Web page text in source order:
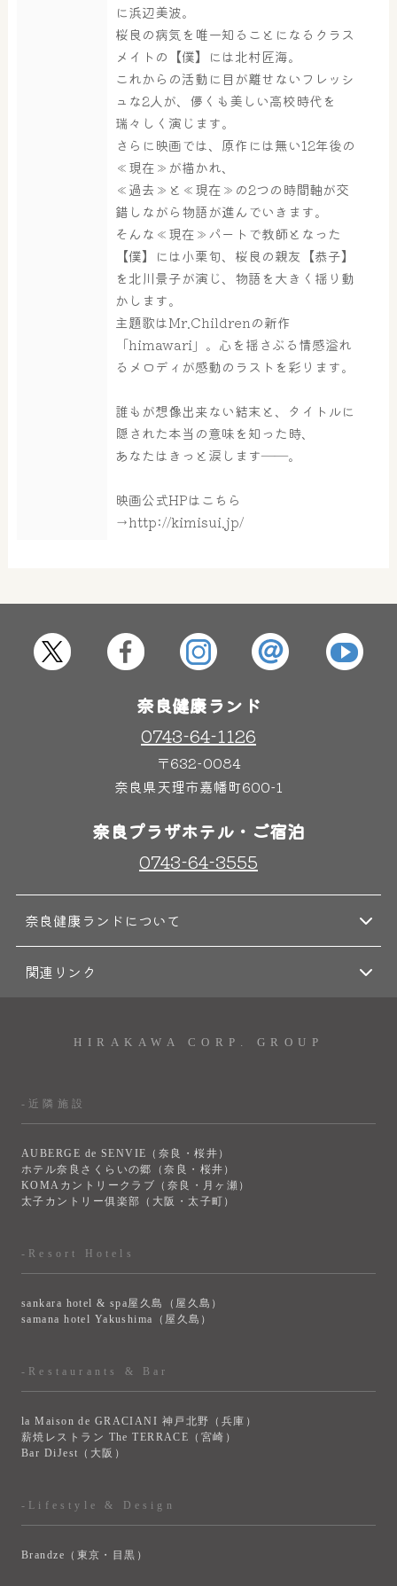
大浴場 サウナ・岩盤浴
屋内レジャープール グルメ
奈良わんぱくランド
はしゃきっズ
ボディケア
その他施設
に浜辺美波。
桜良の病気を唯一知ることになるクラス
メイトの【僕】には北村匠海。
これからの活動に目が離せないフレッシ
ュな2人が、儚くも美しい高校時代を
瑞々しく演じます。
さらに映画では、原作には無い12年後の
≪現在≫が描かれ、
≪過去≫と≪現在≫の2つの時間軸が交
錯しながら物語が進んでいきます。
そんな≪現在≫パートで教師となった
【僕】には小栗旬、桜良の親友【恭子】
を北川景子が演じ、物語を大きく揺り動
かします。
主題歌はMr.Childrenの新作
「himawari」。心を揺さぶる情感溢れ
るメロディが感動のラストを彩ります。
誰もが想像出来ない結末と、タイトルに
隠された本当の意味を知った時、
あなたはきっと涙します――。
映画公式HPはこちら
→http://kimisui.jp/
奈良健康ランド
0743-64-1126
〒632-0084
奈良県天理市嘉幡町600-1
奈良プラザホテル・ご宿泊
0743-64-3555
奈良健康ランドについて
関連リンク
HIRAKAWA CORP. GROUP
-近隣施設
AUBERGE de SENVIE（奈良・桜井）
ホテル奈良さくらいの郷（奈良・桜井）
KOMAカントリークラブ（奈良・月ヶ瀬）
太子カントリー俱楽部（大阪・太子町）
-Resort Hotels
sankara hotel & spa屋久島（屋久島）
samana hotel Yakushima（屋久島）
-Restaurants & Bar
la Maison de GRACIANI 神戸北野（兵庫）
薪焼レストラン The TERRACE（宮崎）
Bar DiJest（大阪）
-Lifestyle & Design
Brandze（東京・目黒）